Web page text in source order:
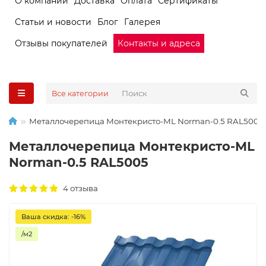
Статьи и новости
Блог
Галерея
Отзывы покупателей
Контакты и адреса
Все категории
Металлочерепица Монтекристо-ML Norman-0.5 RAL5005
Металлочерепица Монтекристо-ML
Norman-0.5 RAL5005
4 отзыва
Ваша скидка: -16%
/м2